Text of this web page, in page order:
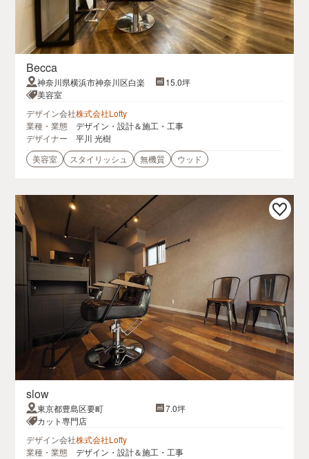
Becca
神奈川県横浜市神奈川区白楽
15.0坪
美容室
デザイン会社株式会社Lofty
業種・業態
デザイン・設計＆施工・工事
デザイナー
平川 光樹
美容室
スタイリッシュ 無機質 ウッド
slow
東京都豊島区要町
7.0坪
カット専門店
デザイン会社株式会社Lofty
業種・業態
デザイン・設計＆施工・工事